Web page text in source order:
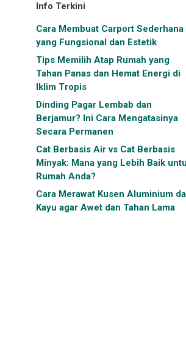
Info Terkini
Cara Membuat Carport Sederhana
yang Fungsional dan Estetik
Tips Memilih Atap Rumah yang
Tahan Panas dan Hemat Energi di
Iklim Tropis
Dinding Pagar Lembab dan
Berjamur? Ini Cara Mengatasinya
Secara Permanen
Cat Berbasis Air vs Cat Berbasis
Minyak: Mana yang Lebih Baik
Rumah Anda?
Cara Merawat Kusen Aluminium
Kayu agar Awet dan Tahan Lama